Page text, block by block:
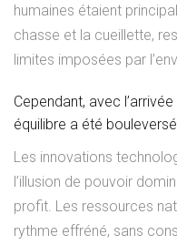
humaines étaient
chasse et la cueillette,
limites imposées par
Cependant, avec
équilibre a été
Les innovations
l’illusion de pouvoir
profit. Les ressources
rythme effréné, sans